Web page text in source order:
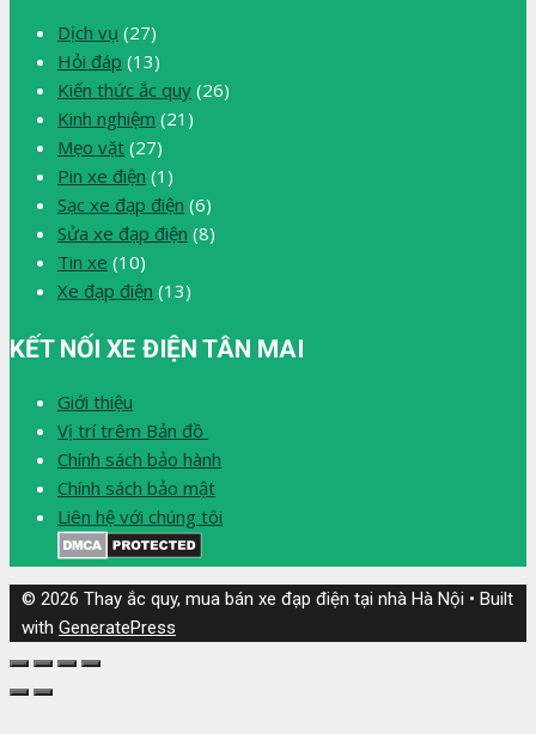
Dịch vụ (27)
Hỏi đáp (13)
Kiến thức ắc quy (26)
Kinh nghiệm (21)
Mẹo vặt (27)
Pin xe điện (1)
Sạc xe đạp điện (6)
Sửa xe đạp điện (8)
Tin xe (10)
Xe đạp điện (13)
KẾT NỐI XE ĐIỆN TÂN MAI
Giới thiệu
Vị trí trêm Bản đồ
Chính sách bảo hành
Chính sách bảo mật
Liên hệ với chúng tôi
© 2026 Thay ắc quy, mua bán xe đạp điện tại nhà Hà Nội • Built
with GeneratePress